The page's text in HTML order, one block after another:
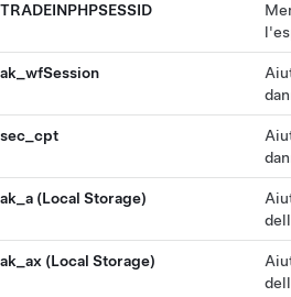
TRADEINPHPSESSID
ak_wfSession
sec_cpt
ak_a (Local Storage)
ak_ax (Local Storage)